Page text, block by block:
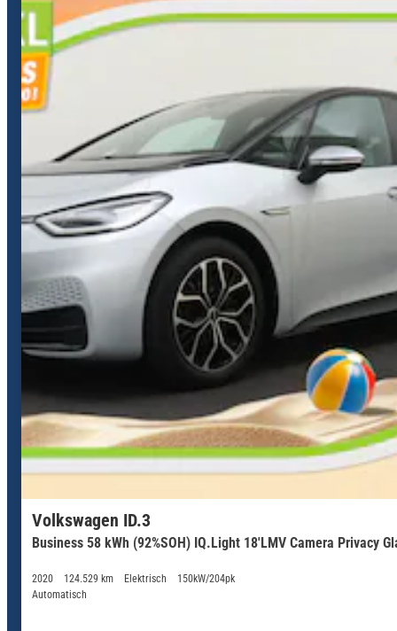
Volkswagen ID.3
Business 58 kWh (92%SOH) IQ.Light 18'LMV Camera Privacy
2020 124.529 km Elektrisch
150kW/204pk
Automatisch